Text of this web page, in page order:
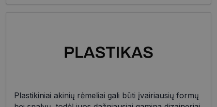
Plastikiniai akinių rėmeliai gali būti įvairiausių formų